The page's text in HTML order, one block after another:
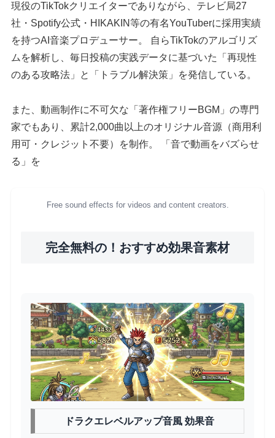
現役のTikTokクリエイターでありながら、テレビ局27
社・Spotify公式・HIKAKIN等の有名YouTuberに採用実績
を持つAI音楽プロデューサー。 自らTikTokのアルゴリズ
ムを解析し、毎日投稿の実践データに基づいた「再現性
のある攻略法」と「トラブル解決策」を発信している。
また、動画制作に不可欠な「著作権フリーBGM」の専門
家でもあり、累計2,000曲以上のオリジナル音源（商用利
用可・クレジット不要）を制作。 「音で動画をバズらせ
る」を
Free sound effects for videos and content creators.
完全無料の！おすすめ効果音素材
ドラクエレベルアップ音風 効果音